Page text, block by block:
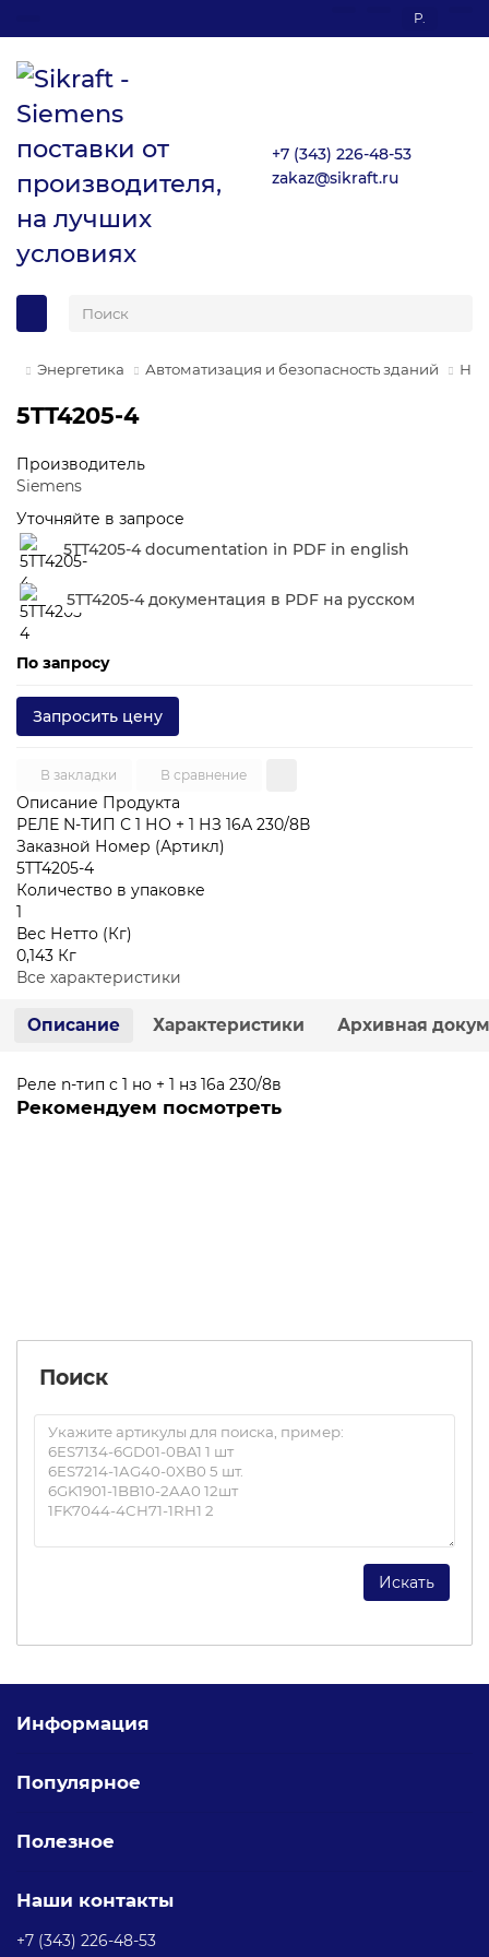
Р.
+7 (343) 226-48-53
zakaz@sikraft.ru
Назад
Промышленные коммуникации SIMATIC NET
Энергетика Автоматизация и безопасность зданий
5TT4205-4
Производитель
Siemens
Уточняйте в запросе
5TT4205-4 documentation in PDF in english
5TT4205-4 документация в PDF на русском
По запросу
Запросить цену
В закладки В сравнение
Описание Продукта
РЕЛЕ N-ТИП С 1 НО + 1 НЗ 16А 230/8В
Заказной Номер (Артикл)
5TT4205-4
Количество в упаковке
1
Вес Нетто (Кг)
0,143 Кг
Все характеристики
Описание Характеристики Архивная
Реле n-тип с 1 но + 1 нз 16а 230/8в
Рекомендуем посмотреть
Поиск
Информация
Популярное
Полезное
Наши контакты
+7 (343) 226-48-53